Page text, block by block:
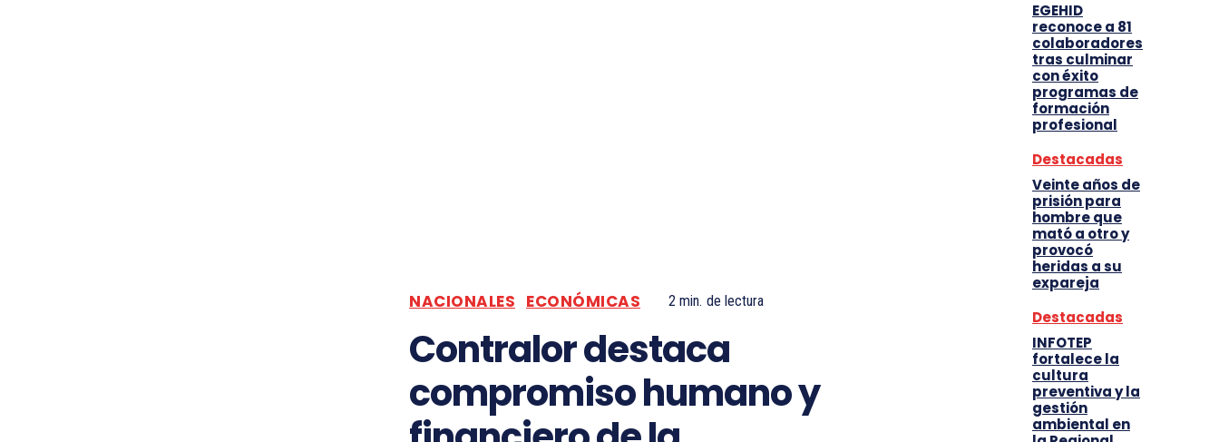
NACIONALES ECONÓMICAS 2 min. de lectura
Contralor destaca
compromiso humano y
EGEHID
reconoce a 81
colaboradores
tras culminar
con éxito
programas de
formación
profesional
Destacadas
Veinte años de
prisión para
hombre que
mató a otro y
provocó
heridas a su
expareja
Destacadas
INFOTEP
fortalece la
cultura
preventiva y la
gestión
ambiental en